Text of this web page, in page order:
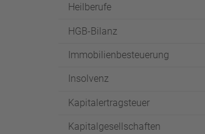
Heilberufe
HGB-Bilanz
Immobilienbesteuerung
Insolvenz
Kapitalertragsteuer
Kapitalgesellschaften